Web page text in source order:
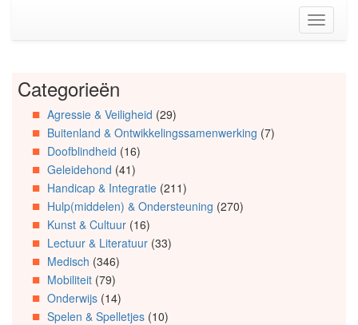
primaire
(Accesskey
Toggle
Spring
Artikels
Spring
naar
Info
Spring
Organisaties
Spring
naar
Social
media
Categorieën
Agressie & Veiligheid (29)
Buitenland & Ontwikkelingssamenwerking (7)
Doofblindheid (16)
Geleidehond (41)
Handicap & Integratie(211)
Hulp(middelen) & Ondersteuning (270)
Kunst & Cultuur(16)
Lectuur & Literatuur(33)
Medisch (346)
Mobiliteit(79)
Onderwijs(14)
Spelen & Spelletjes(10)